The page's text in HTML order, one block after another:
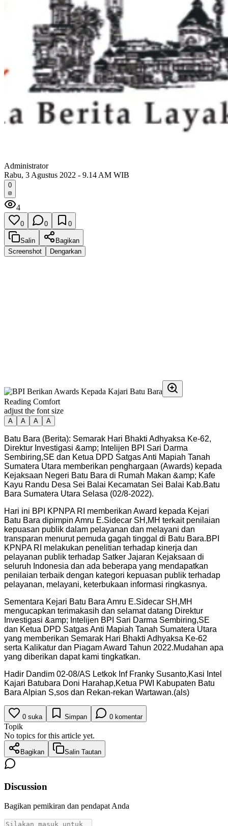
Administrator
Rabu, 3 Agustus 2022 - 9.14 AM WIB
0
4
0 0 0
Salin
Bagikan
Screenshot
Dengarkan
Reading Comfort
adjust the font size
A A A A
Batu Bara (Berita): Semarak Hari Bhakti Adhyaksa Ke-62,
Direktur Investigasi &amp; Intelijen BPI Sari Darma
Sembiring,SE dan Ketua DPD Satgas Anti Mapiah Tanah
Sumatera Utara memberikan penghargaan (Awards) kepada
Kejaksaan Negeri Batu Bara di Rumah Makan &amp; Kafe
Kayu Randu Desa Sei Balai Kecamatan Sei Balai Kab.Batu
Bara Sumatera Utara Selasa (02/8-2022).
Hari ini BPI KPNPA RI memberikan Award kepada Kejari
Batu Bara dipimpin Amru E.Sidecar SH,MH terkait penilaian
kepuasan publik dalam pelayanan dan melayani dan
transparan menurut pemuda gagah tinggal di Batu Bara.BPI
KPNPA RI melakukan penelitian terhadap kinerja dan
pelayanan publik terhadap Satker Jajaran Kejaksaan di
seluruh Indonesia dan ada beberapa yang mendapatkan
penilaian terbaik dengan kategori kepuasan publik terhadap
pelayanan, melayani, keterbukaan informasi ringkasnya.
Sementara Kejari Batu Bara Amru E.Sidecar SH,MH
mengucapkan terimakasih dan selamat datang Direktur
Investigasi &amp; Intelijen BPI Sari Darma Sembiring,SE
dan Ketua DPD Satgas Anti Mapiah Tanah Sumatera Utara
yang memberikan Semarak Hari Bhakti Adhyaksa Ke-62
serta Kalikatur dan Piagam Award Tahun 2022.Mudahan apa
yang diberikan dapat kami tingkatkan.
Hadir Dandim 02-08/AS Letkok Inf Franky Susanto,Kasi Intel
Kajari Batubara Doni Harahap,Ketua PWI Kabupaten Batu
Bara Alpian S,sos dan Rekan-rekan Wartawan.(als)
0 suka Simpan 0 komentar
Topik
No topics for this article yet.
Bagikan Salin Tautan
Discussion
Bagikan pemikiran dan pendapat Anda